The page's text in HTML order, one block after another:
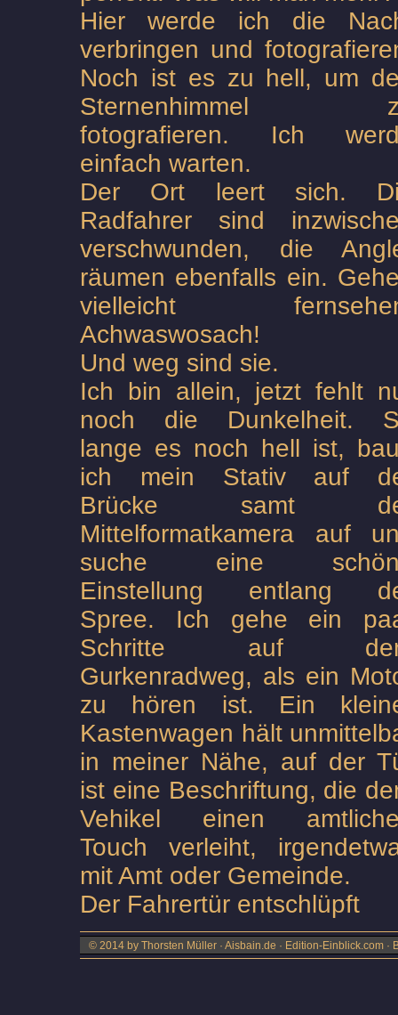
Hier werde ich die
verbringen und
Noch ist es zu hell, um
Sternenhimmel
fotografieren. Ich
einfach warten.
Der Ort leert sich.
Radfahrer sind
verschwunden, die
räumen ebenfalls ein.
vielleicht
Achwaswosach!
Und weg sind sie.
Ich bin allein, jetzt fehlt
noch die Dunkelheit.
lange es noch hell ist,
ich mein Stativ auf
Brücke samt
Mittelformatkamera auf
suche eine
Einstellung entlang
Spree. Ich gehe ein
Schritte auf
Gurkenradweg, als ein
zu hören ist. Ein
Kastenwagen hält
in meiner Nähe, auf der
ist eine Beschriftung, die
Vehikel einen
Touch verleiht,
mit Amt oder Gemeinde.
Der Fahrertür entschlüpft
© 2014 by Thorsten Müller · Aisbain.de · Edition-Einblick.com ·